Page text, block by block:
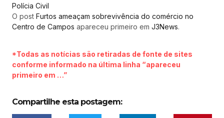
Polícia Civil
O post Furtos ameaçam sobrevivência do comércio no
Centro de Campos apareceu primeiro em J3News.
*Todas as notícias são retiradas de fonte de sites
conforme informado na última linha “apareceu
primeiro em …”
Compartilhe esta postagem: